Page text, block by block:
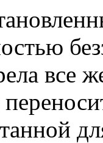
все